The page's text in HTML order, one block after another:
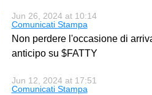
Jun 26, 2024 at 10:14
Comunicati Stampa
Non perdere l'occasione di
anticipo su $FATTY
Jun 12, 2024 at 17:51
Comunicati Stampa